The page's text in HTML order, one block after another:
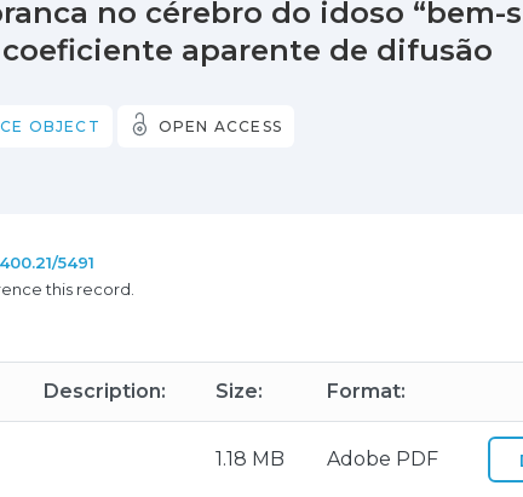
no cérebro do idoso “bem-
aparente de difusão
OBJECT OPEN ACCESS
5491
this record.
Description: Size: Format:
1.18 MB Adobe PDF